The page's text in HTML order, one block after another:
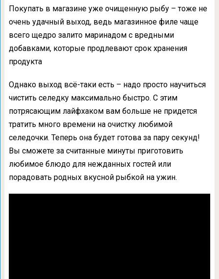
Покупать в магазине уже очищенную рыбу – тоже не
очень удачный выход, ведь магазинное филе чаще
всего щедро залито маринадом с вредными
добавками, которые продлевают срок хранения
продукта
Однако выход всё-таки есть – надо просто научиться
чистить селедку максимально быстро. С этим
потрясающим лайфхаком вам больше не придется
тратить много времени на очистку любимой
селедочки. Теперь она будет готова за пару секунд!
Вы сможете за считанные минуты приготовить
любимое блюдо для нежданных гостей или
порадовать родных вкусной рыбкой на ужин.